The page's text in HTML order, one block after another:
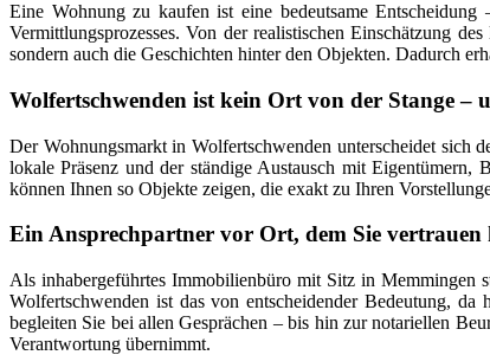
Eine Wohnung zu kaufen ist eine bedeutsame
Vermittlungsprozesses. Von der realistischen Einschätzung
sondern auch die Geschichten hinter den Objekten. Dadurch
Wolfertschwenden ist kein Ort von der Stange –
Der Wohnungsmarkt in Wolfertschwenden unterscheidet sich
lokale Präsenz und der ständige Austausch mit
können Ihnen so Objekte zeigen, die exakt zu Ihren
Ein Ansprechpartner vor Ort, dem Sie vertrauen
Als inhabergeführtes Immobilienbüro mit Sitz in Memmingen
Wolfertschwenden ist das von entscheidender Bedeutung,
begleiten Sie bei allen Gesprächen – bis hin zur notariellen
Verantwortung übernimmt.